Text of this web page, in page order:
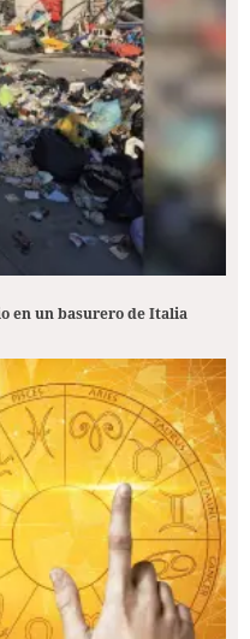
en un basurero de Italia